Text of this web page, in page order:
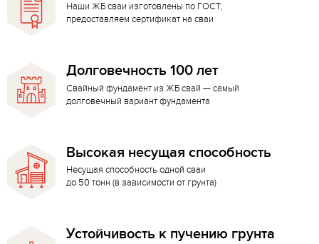
Наши ЖБ сваи изготовлены по ГОСТ,
предоставляем сертификат на сваи
Долговечность 100 лет
Свайный фундамент из ЖБ свай — самый
долговечный вариант фундамента
Высокая несущая способность
Несущая способность одной сваи
до 50 тонн (в зависимости от грунта)
Устойчивость к пучению грунта